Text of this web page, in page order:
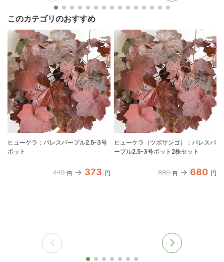
このカテゴリのおすすめ
ヒューケラ：パレスパープル2.5-3号
ポット
440 円 373 円
ヒューケラ（ツボサンゴ）：パレスパ
ープル2.5-3号ポット2株セット
880 円 680 円